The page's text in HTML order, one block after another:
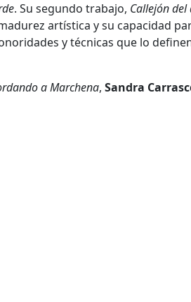
. Su segundo trabajo, Callejón del
artística y su capacidad
y técnicas que lo
a Marchena, Sandra